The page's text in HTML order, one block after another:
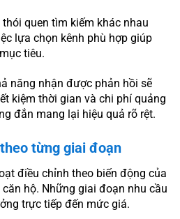
quen tìm kiếm khác nhau
lựa chọn kênh phù hợp giúp
tiêu.
năng nhận được phản hồi sẽ
kiệm thời gian và chi phí quảng
đắn mang lại hiệu quả rõ rệt.
từng giai đoạn
điều chỉnh theo biến động của
hộ. Những giai đoạn nhu cầu
trực tiếp đến mức giá.